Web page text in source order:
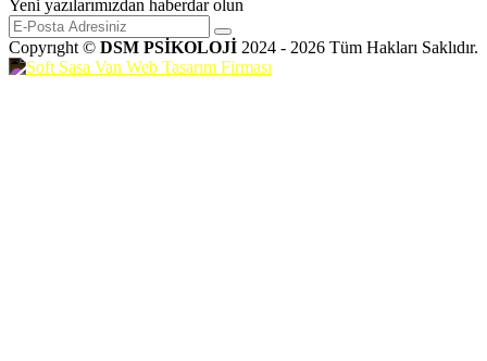
Yeni yazılarımızdan haberdar olun
Copyrıght © DSM PSİKOLOJİ 2024 - 2026 Tüm Hakları Saklıdır.